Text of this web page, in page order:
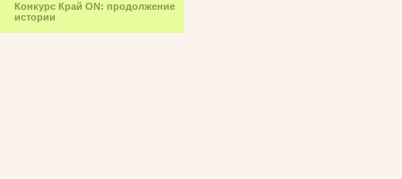
Конкурс Край ON: продолжение
истории